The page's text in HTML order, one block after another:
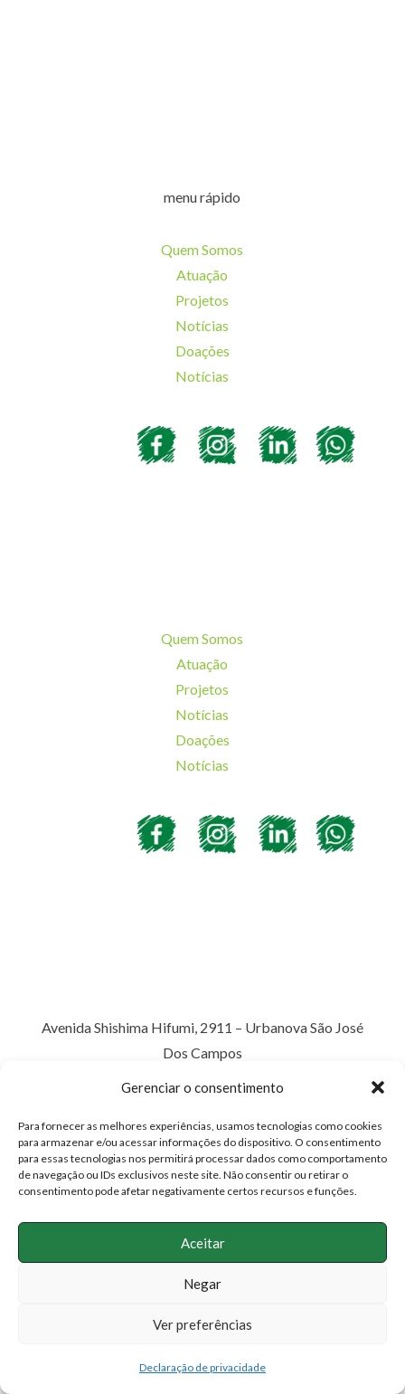
Gerenciar o consentimento
Para fornecer as melhores experiências, usamos tecnologias como cookies
para armazenar e/ou acessar informações do dispositivo. O consentimento
para essas tecnologias nos permitirá processar dados como comportamento
de navegação ou IDs exclusivos neste site. Não consentir ou retirar o
consentimento pode afetar negativamente certos recursos e funções.
Aceitar
Negar
Ver preferências
Declaração de privacidade
menu rápido
Quem Somos
Atuação
Projetos
Notícias
Doações
Notícias
Quem Somos
Atuação
Projetos
Notícias
Doações
Notícias
Avenida Shishima Hifumi, 2911 – Urbanova São José
Dos Campos
E-mail:contato@corredordovale.org.br